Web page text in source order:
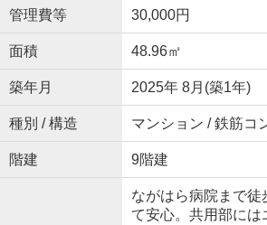
管理費等 30,000円
面積 48.96㎡
築年月 2025年 8月(築1年)
種別 / 構造 マンション / 鉄筋コ
階建 9階建
ながはら病院まで徒
て安心。共用部には